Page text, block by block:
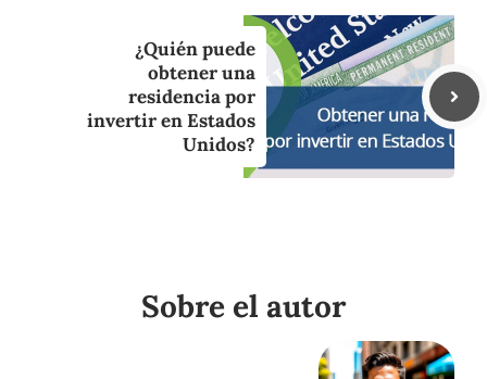
¿Quién puede
obtener una
residencia por
invertir en Estados
Unidos?
Sobre el autor